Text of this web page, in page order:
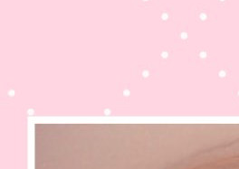
【1ヶ月/乱視用】 トリカ サンセット ブ
ン、乱視カラコン、格安乱視用カラコン
視カラコン、遠視用カラコン、遠視カ
ト、格安乱視用カラコン専門店のメイク
【1ヶ月/乱視用】 トリカ サンセット ブ
ン、乱視カラコン、格安乱視用カラコン
視カラコン、遠視用カラコン、遠視カ